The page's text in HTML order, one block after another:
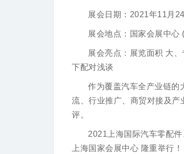
展会日期：2021年11月
展会地点：国家会展中心
展会亮点：展览面积 大
下配对浅谈
作为覆盖汽车全产业链的
流、行业推广、商贸对接及
评。
2021上海国际汽车零配
上海国家会展中心 隆重举行！